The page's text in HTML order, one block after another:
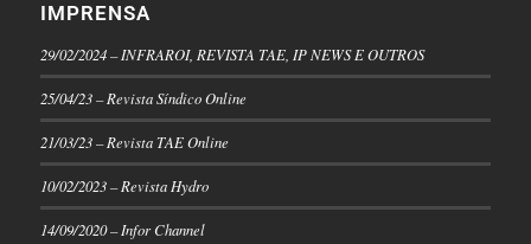
IMPRENSA
29/02/2024 – INFRAROI, REVISTA TAE, IP NEWS E OUTROS
25/04/23 – Revista Síndico Online
21/03/23 – Revista TAE Online
10/02/2023 – Revista Hydro
14/09/2020 – Infor Channel